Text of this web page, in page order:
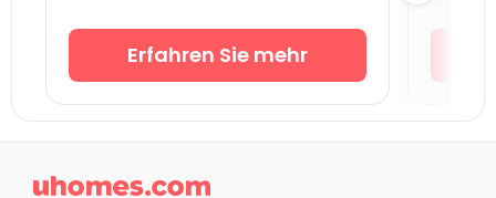
Studentenunterkunft Liverpool
Studentenunterkunft Leeds
Studentenunterkunft Manchester
Erfahren Sie mehr
